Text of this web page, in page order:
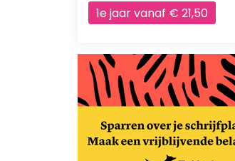
1e jaar vanaf € 21,50